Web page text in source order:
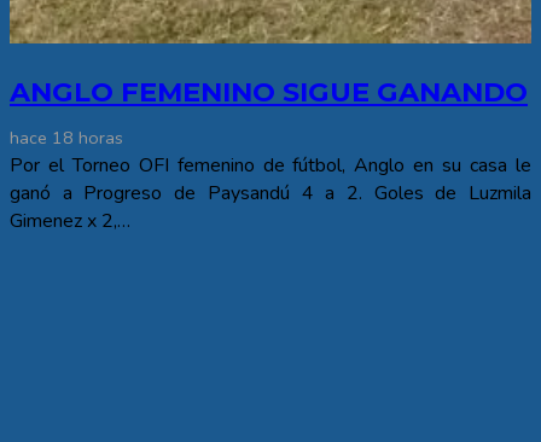
ANGLO FEMENINO SIGUE GANANDO
hace 18 horas
Por el Torneo OFI femenino de fútbol, Anglo en su casa le
ganó a Progreso de Paysandú 4 a 2. Goles de Luzmila
Gimenez x 2,…